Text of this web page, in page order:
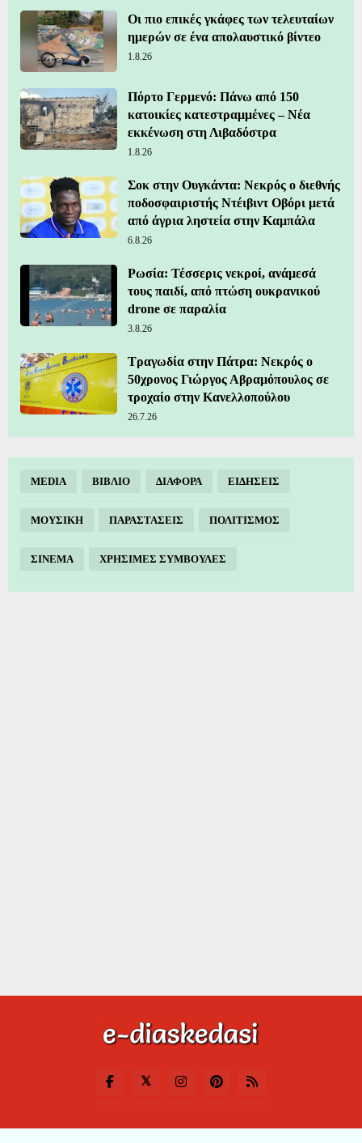
Οι πιο επικές γκάφες των τελευταίων
ημερών σε ένα απολαυστικό βίντεο
1.8.26
Πόρτο Γερμενό: Πάνω από 150
κατοικίες κατεστραμμένες – Νέα
εκκένωση στη Λιβαδόστρα
1.8.26
Σοκ στην Ουγκάντα: Νεκρός ο διεθνής
ποδοσφαιριστής Ντέιβιντ Οβόρι μετά
από άγρια ληστεία στην Καμπάλα
6.8.26
Ρωσία: Τέσσερις νεκροί, ανάμεσά
τους παιδί, από πτώση ουκρανικού
drone σε παραλία
3.8.26
Τραγωδία στην Πάτρα: Νεκρός ο
50χρονος Γιώργος Αβραμόπουλος σε
τροχαίο στην Κανελλοπούλου
26.7.26
MEDIA ΒΙΒΛΙΟ ΔΙΑΦΟΡΑ ΕΙΔΗΣΕΙΣ
ΜΟΥΣΙΚΗ ΠΑΡΑΣΤΑΣΕΙΣ ΠΟΛΙΤΙΣΜΟΣ
ΣΙΝΕΜΑ ΧΡΗΣΙΜΕΣ ΣΥΜΒΟΥΛΕΣ